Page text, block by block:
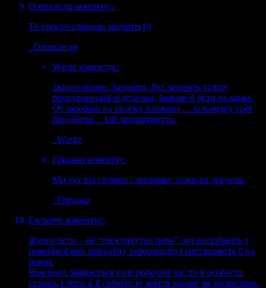
Олександр коментує:
То просто адмінша заздрить)))
Олександр
Warge коментує:
Звісно-звісно. Заздрить. Всі заздрять успіху
прокурорської підстилки. Інакше й бути не може.
От заробиш на своєму бложику… шльондру собі
придбаєш… і їй заздритимуть.
Warge
Грицько коментує:
Ми тут всі сидимо і заздримо, поки ти дрочиш.
Грицько
Експерт коментує:
Журналісти – це “проститутки пера”, які вигрібають з
помийної ями приватну інформацію і виставляють її на
показ.
Чим вона займається поза робочий час то її особиста
справа, і лізти в її собобисте життя нікому не позволено.